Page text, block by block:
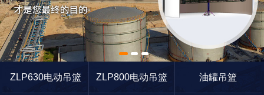
1 2 3
ZLP630电动吊篮
ZLP800电动吊篮 油罐吊篮